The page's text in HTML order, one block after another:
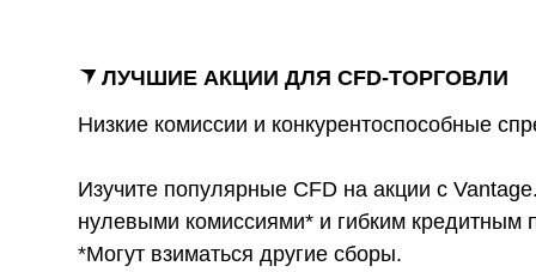
ЛУЧШИЕ АКЦИИ ДЛЯ CFD-ТОРГОВЛИ
Низкие комиссии и конкурентоспособные
Изучите популярные CFD на акции с
нулевыми комиссиями* и гибким кредитным
*Могут взиматься другие сборы.